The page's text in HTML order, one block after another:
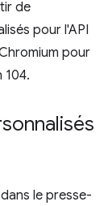
de
pour l'API
pour
104.
le presse-